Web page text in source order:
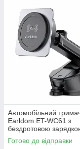
Автомобільний
Earldom ET-WC61 з
бездротовою
15W | Для смартфонів
7.5", 360°, на присосці
Готово до відправки